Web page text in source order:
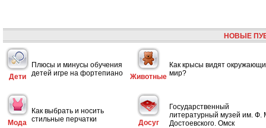
НОВЫЕ
Дети
Плюсы и минусы обучения
детей игре на фортепиано
Животные
Как крысы видят
мир?
Мода
Как выбрать и носить
стильные перчатки
Досуг
Государственный
литературный музей им. Ф.
Достоевского. Омск